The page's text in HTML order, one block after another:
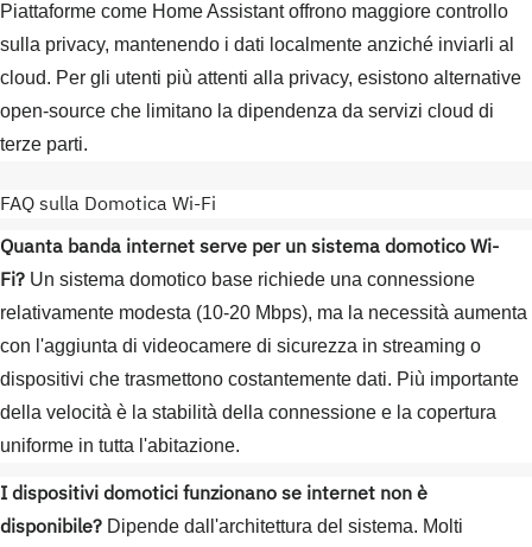
Piattaforme come Home Assistant offrono maggiore controllo
sulla privacy, mantenendo i dati localmente anziché inviarli al
cloud. Per gli utenti più attenti alla privacy, esistono alternative
open-source che limitano la dipendenza da servizi cloud di
terze parti.
FAQ sulla Domotica Wi-Fi
Quanta banda internet serve per un sistema domotico Wi-
Fi? Un sistema domotico base richiede una connessione
relativamente modesta (10-20 Mbps), ma la necessità aumenta
con l'aggiunta di videocamere di sicurezza in streaming o
dispositivi che trasmettono costantemente dati. Più importante
della velocità è la stabilità della connessione e la copertura
uniforme in tutta l'abitazione.
I dispositivi domotici funzionano se internet non è
disponibile? Dipende dall'architettura del sistema. Molti